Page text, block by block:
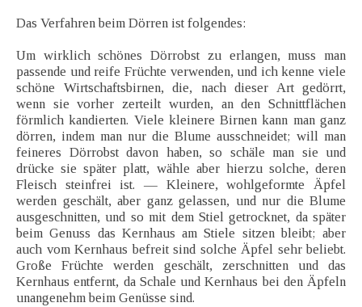
Das Verfahren beim Dörren ist folgendes:
Um wirklich schönes Dörrobst zu erlangen, muss man
passende und reife Früchte verwenden, und ich kenne viele
schöne Wirtschaftsbirnen, die, nach dieser Art gedörrt,
wenn sie vorher zerteilt wurden, an den Schnittflächen
förmlich kandierten. Viele kleinere Birnen kann man ganz
dörren, indem man nur die Blume ausschneidet; will man
feineres Dörrobst davon haben, so schäle man sie und
drücke sie später platt, wähle aber hierzu solche, deren
Fleisch steinfrei ist. — Kleinere, wohlgeformte Äpfel
werden geschält, aber ganz gelassen, und nur die Blume
ausgeschnitten, und so mit dem Stiel getrocknet, da später
beim Genuss das Kernhaus am Stiele sitzen bleibt; aber
auch vom Kernhaus befreit sind solche Äpfel sehr beliebt.
Große Früchte werden geschält, zerschnitten und das
Kernhaus entfernt, da Schale und Kernhaus bei den Äpfeln
unangenehm beim Genüsse sind.